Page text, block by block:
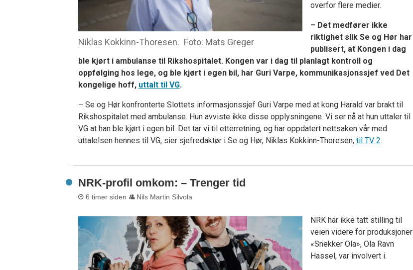
Niklas Kokkinn-Thoresen. Foto: Mats Greger
overfor flere medier.
– Det medfører ikke
riktighet slik Se og Hør har
publisert, at Kongen i dag
ble kjørt i ambulanse til Rikshospitalet. Kongen var i dag til planlagt kontroll og
oppfølging hos lege, og ble kjørt i egen bil, har Guri Varpe, kommunikasjonssjef ved Det
kongelige hoff, uttalt til VG.
– Se og Hør konfronterte Slottets informasjonssjef Guri Varpe med at kong Harald var brakt til
Rikshospitalet med ambulanse. Hun avviste ikke disse opplysningene. Vi ser nå at hun uttaler til
VG at han ble kjørt i egen bil. Det tar vi til etterretning, og har oppdatert nettsaken vår med
uttalelsen hennes til VG, sier sjefredaktør i Se og Hør, Niklas Kokkinn-Thoresen, til TV 2.
NRK-profil omkom: – Trenger tid
6 timer siden Nils Martin Silvola
NRK har ikke tatt stilling til
veien videre for produksjoner
«Snekker Ola», Ola Ravn
Hassel, var involvert i.